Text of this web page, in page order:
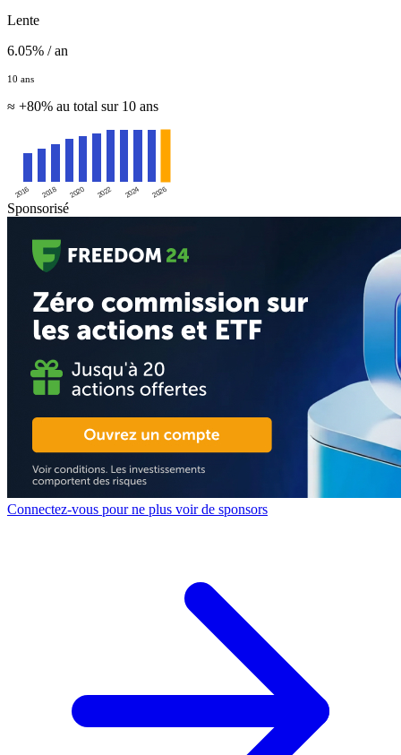
Lente
6.05% / an
10 ans
≈ +80% au total sur 10 ans
2016 2018 2020 2022 2024 2026
Sponsorisé
Connectez-vous pour ne plus voir de sponsors